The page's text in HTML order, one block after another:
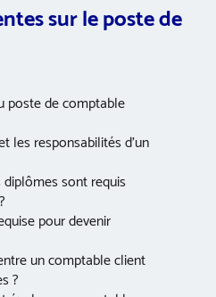
sur le poste de
poste de comptable
les responsabilités d’un
sont requis
pour devenir
un comptable client
?